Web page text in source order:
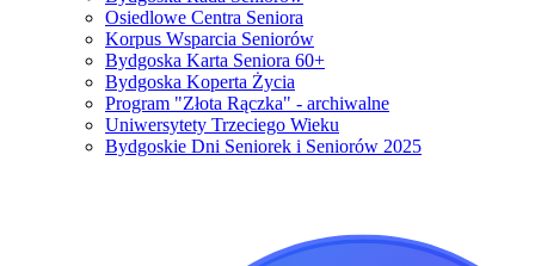
Osiedlowe Centra Seniora
Korpus Wsparcia Seniorów
Bydgoska Karta Seniora 60+
Bydgoska Koperta Życia
Program "Złota Rączka" - archiwalne
Uniwersytety Trzeciego Wieku
Bydgoskie Dni Seniorek i Seniorów 2025